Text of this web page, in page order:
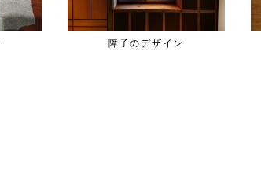
障子のデザイン